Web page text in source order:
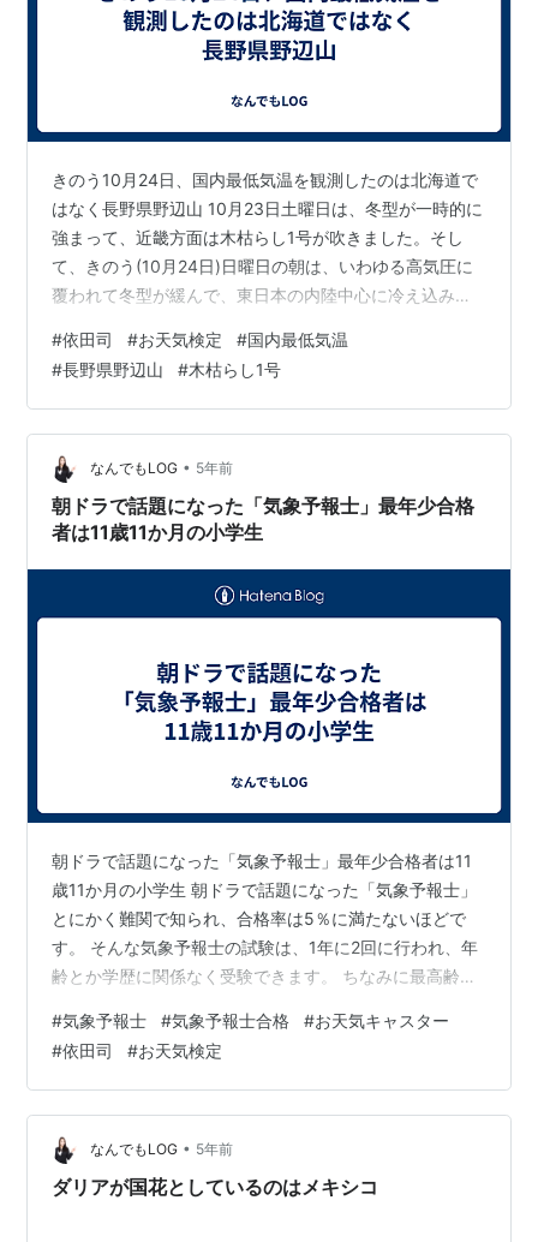
きのう10月24日、国内最低気温を観測したのは北海道で
はなく長野県野辺山 10月23日土曜日は、冬型が一時的に
強まって、近畿方面は木枯らし1号が吹きました。そし
て、きのう(10月24日)日曜日の朝は、いわゆる高気圧に
覆われて冬型が緩んで、東日本の内陸中心に冷え込みが
2位が、北海道・標茶のマイマス-4.8℃でした。
kenbunroku-net.com
#依田司 #お天気検定 #国内最低気温
#長野県野辺山 #木枯らし1号
なんでもLOG • 5年前
朝ドラで話題になった「気象予報士」最年少合格
者は11歳11か月の小学生
朝ドラで話題になった「気象予報士」最年少合格者は11
歳11か月の小学生 朝ドラで話題になった「気象予報士」
とにかく難関で知られ、合格率は5％に満たないほどで
す。 そんな気象予報士の試験は、1年に2回に行われ、年
齢とか学歴に関係なく受験できます。 ちなみに最高齢の
月の小学生です。 「なんで雲は落ちてこないのか」とい
う疑問を父親に話したことがきっかけで受験したそうで
す。 父親がその質問にきちんと答えようと勉強している
姿を見て、同じように学び始めて見事に合格を勝ち取り
ました。 kenbunroku-net.com
#気象予報士 #気象予報士合格 #お天気キャスター
#依田司 #お天気検定
なんでもLOG • 5年前
ダリアが国花としているのはメキシコ